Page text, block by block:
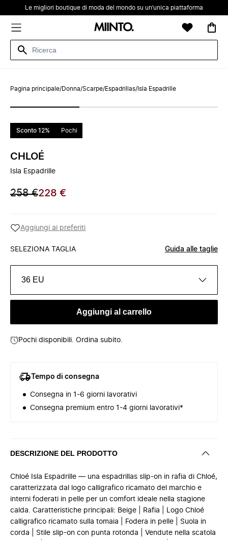
Le migliori boutique di moda del mondo su un’unica piattaforma
Pagina principale/Donna/Scarpe/Espadrillas/ Isla Espadrille
Sconto 12% Pochi
CHLOÉ
Isla Espadrille
258 €228 €
Aggiungi ai preferiti
SELEZIONA TAGLIA Guida alle taglie
36 EU
Aggiungi al carrello
Pochi disponibili. Ordina subito.
Tempo di consegna
Consegna in 1-6 giorni lavorativi
Consegna premium entro 1-4 giorni lavorativi*
DESCRIZIONE DEL PRODOTTO
Chloé Isla Espadrille — una espadrillas slip-on in rafia di Chloé,
caratterizzata dal logo calligrafico ricamato del marchio e
interni foderati in pelle per un comfort ideale nella stagione
calda. Caratteristiche principali: Beige | Rafia | Logo Chloé
calligrafico ricamato sulla tomaia | Fodera in pelle | Suola in
corda | Stile slip-on con punta rotonda | Vendute nella scatola